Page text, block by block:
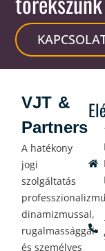
VJT &
Partners
A hatékony
jogi
szolgáltatás
dinamizmussal,
rugalmassággal
és személyes